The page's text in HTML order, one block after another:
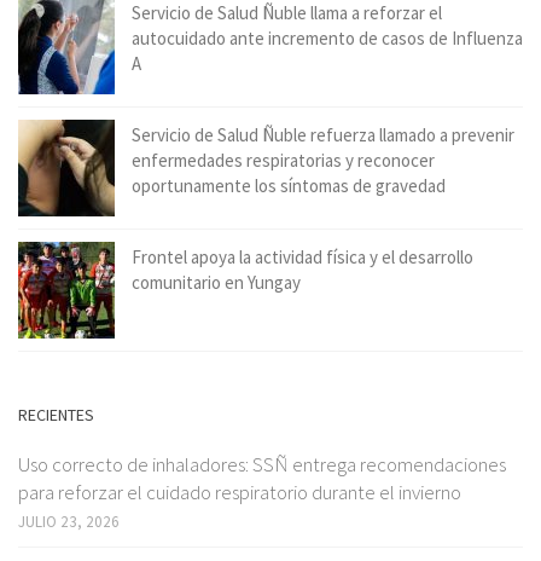
Servicio de Salud Ñuble llama a reforzar el
autocuidado ante incremento de casos de Influenza
A
Servicio de Salud Ñuble refuerza llamado a prevenir
enfermedades respiratorias y reconocer
oportunamente los síntomas de gravedad
Frontel apoya la actividad física y el desarrollo
comunitario en Yungay
RECIENTES
Uso correcto de inhaladores: SSÑ entrega recomendaciones
para reforzar el cuidado respiratorio durante el invierno
JULIO 23, 2026